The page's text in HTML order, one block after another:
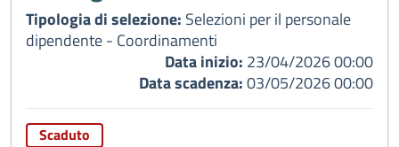
Tipologia di selezione: Selezioni per il personale
dipendente - Coordinamenti
Data inizio: 23/04/2026 00:00
Data scadenza:03/05/2026 00:00
Scaduto